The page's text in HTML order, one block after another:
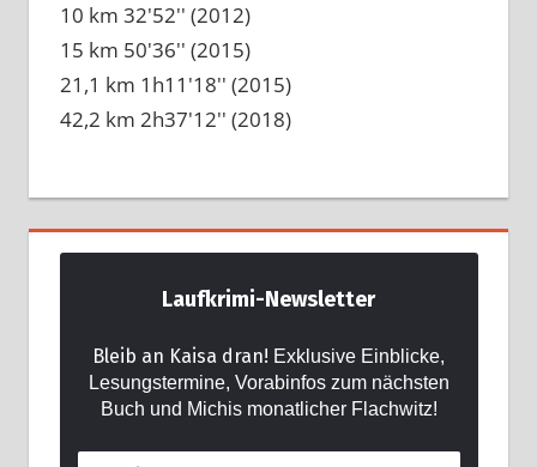
10 km 32'52'' (2012)
15 km 50'36'' (2015)
21,1 km 1h11'18'' (2015)
42,2 km 2h37'12'' (2018)
Laufkrimi-Newsletter
Bleib an Kaisa dran! Exklusive Einblicke,
Lesungstermine, Vorabinfos zum nächsten
Buch und Michis monatlicher Flachwitz!